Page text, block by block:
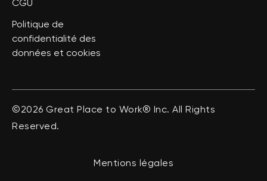
CGU
Politique de
confidentialité des
données et cookies
©2026 Great Place to Work® Inc. All Rights
Reserved.
Mentions légales